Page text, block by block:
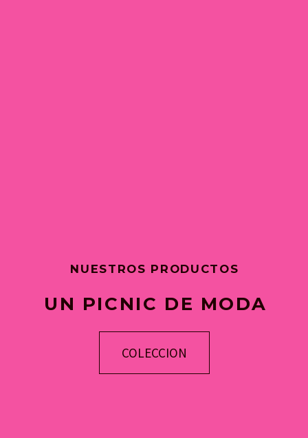
NUESTROS PRODUCTOS
UN PICNIC DE MODA
COLECCION